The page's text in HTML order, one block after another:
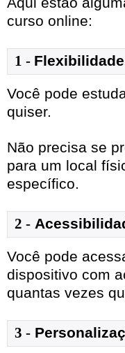
curso online:
1 - Flexibilidade
Você pode
quiser.
Não precisa se
para um local
específico.
2 -
Você pode
dispositivo com
quantas vezes
3 -